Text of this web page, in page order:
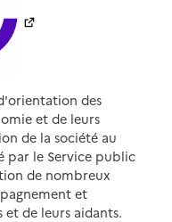
des
et de leurs
de la société au
par le Service public
de nombreux
et
de leurs aidants.